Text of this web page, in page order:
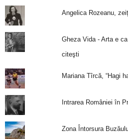
Angelica Rozeanu,
Gheza Vida - Arta e
citeşti
Mariana Tîrcă, “Hagi
Intrarea României în
Zona Întorsura